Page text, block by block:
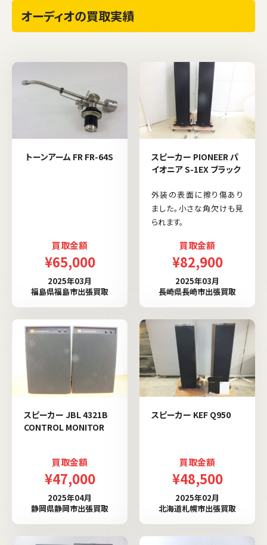
オーディオの買取実績
トーンアーム FR FR-64S
買取金額
¥65,000
2025年03月
福島県福島市出張買取
スピーカー PIONEER パ
イオニア S-1EX ブラック
外装の表面に擦り傷あり
ました。小さな角欠けも見
られます。
買取金額
¥82,900
2025年03月
長崎県長崎市出張買取
スピーカー JBL 4321B
CONTROL MONITOR
買取金額
¥47,000
2025年04月
静岡県静岡市出張買取
スピーカー KEF Q950
買取金額
¥48,500
2025年02月
北海道札幌市出張買取